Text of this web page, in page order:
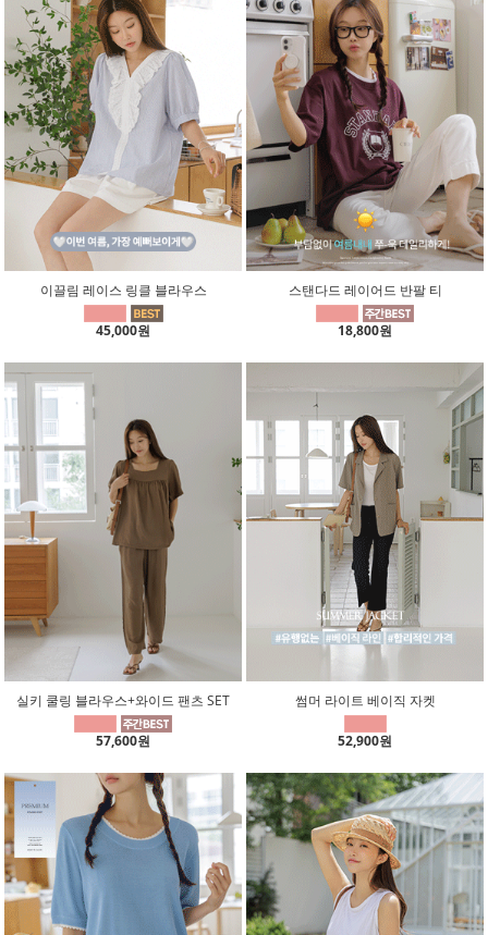
이끌림 레이스 링클 블라우스
45,000원
스탠다드 레이어드 반팔 티
18,800원
실키 쿨링 블라우스+와이드 팬츠 SET
57,600원
썸머 라이트 베이직 자켓
52,900원